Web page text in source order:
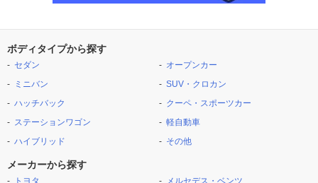
ボディタイプから探す
セダン
ミニバン
ハッチバック
ステーションワゴン
ハイブリッド
オープンカー
SUV・クロカン
クーペ・スポーツカー
軽自動車
その他
メーカーから探す